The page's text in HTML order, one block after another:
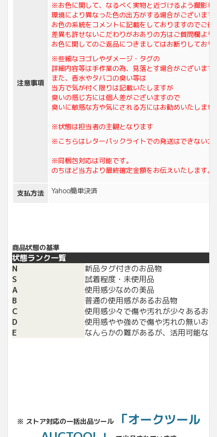
注意事項
※お色に関して、なるべく実物と近づけるよう撮影し
環境により異なった色の出方がする場合がございます
お色の系統をコメントに記載をしておりますのでご確
差異も許せないこだわりがおありの方はご質問欄より
お色に関してのご返品につきましてはお断りしており
※些細なヨゴレやダメージ・タグの
詳細内容等は手作業の為、見落とす場合がございます
また、香水やタバコの臭い等は
当方で気が付く限りは記載いたしますが
臭いの感じ方には個人差がございますので
臭いに敏感な方や気にされる方にはお勧めいたしませ
※状態は担当者の主観となります
※こちらはレターパックライトでの発送はできない大
※同梱包対応は可能です。
のちほど当方より最終確定金額をお伝えいたします。
支払方法 Yahoo簡単決済
商品状態の基準
状態ランク一覧
N
新品タグ付きのお品物
S
試着程度・未使用品
A
使用感少なめの美品
B
普通の使用感があるお品物
C
使用感少々で傷や汚れが少々あるお
D
使用感やや強めで傷や汚れの無いお
E
なんらかの難があるが、活用可能な
※ ストア対応の一括出品ツール
「オークツール